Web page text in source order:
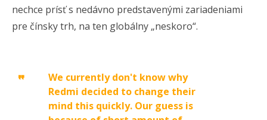
nechce prísť s nedávno predstavenými zariadeniami
pre čínsky trh, na ten globálny „neskoro“.
We currently don't know why
Redmi decided to change their
mind this quickly. Our guess is